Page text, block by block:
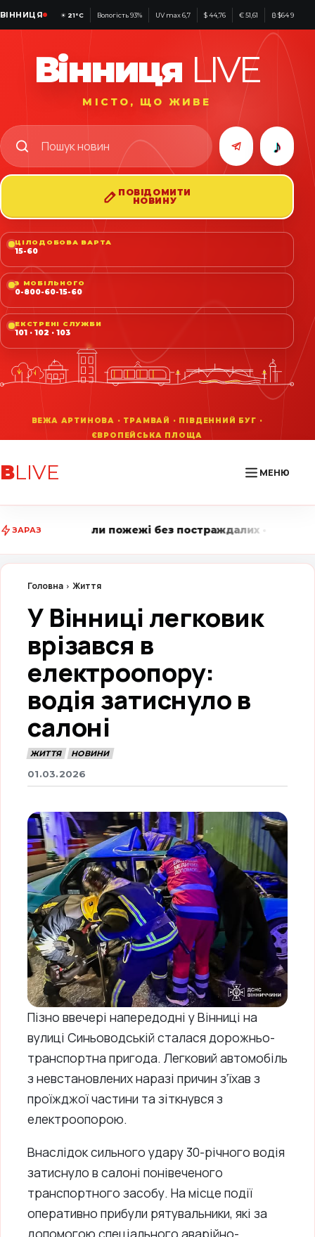
ВІННИЦЯ ☀ 21°C Вологість 93% UV max 6,7 $ 44,76 € 51,61 ₿ $64 942
Вінниця LIVE
МІСТО, ЩО ЖИВЕ
♪
ПОВІДОМИТИ
НОВИНУ
ЦІЛОДОБОВА ВАРТА
15-60
З МОБІЛЬНОГО
0-800-60-15-60
ЕКСТРЕНІ СЛУЖБИ
101 · 102 · 103
ВLIVE МЕНЮ
ЗАРАЗбез постраждалих • Вінниця LIVE стежить за
Головна Життя
У Вінниці легковик
врізався в
електроопору:
водія затиснуло в
салоні
ЖИТТЯ НОВИНИ
01.03.2026
Пізно ввечері напередодні у Вінниці на
вулиці Синьоводській сталася дорожньо-
транспортна пригода. Легковий автомобіль
з невстановлених наразі причин з’їхав з
проїжджої частини та зіткнувся з
електроопорою.
Внаслідок сильного удару 30-річного водія
затиснуло в салоні понівеченого
транспортного засобу. На місце події
оперативно прибули рятувальники, які за